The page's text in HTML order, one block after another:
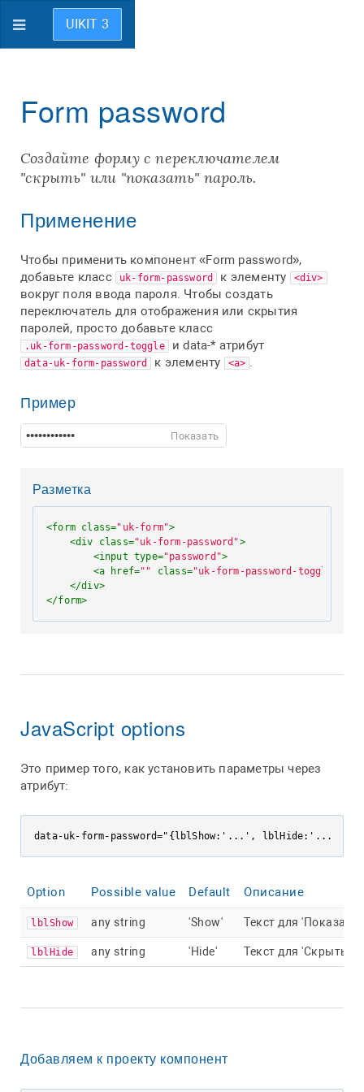
UIKIT 3
Form password
Создайте форму с переключателем
"скрыть" или "показать" пароль.
Применение
Чтобы применить компонент «Form password»,
добавьте класс
uk-form-password к элементу <div>
вокруг поля ввода пароля. Чтобы создать
переключатель для отображения или скрытия
паролей, просто добавьте класс
.uk-form-password-toggle и data-* атрибут
data-uk-form-password к элементу <a> .
Пример
Показать
Разметка
<form class="uk-form">
<div class="uk-form-password">
<input type="password">
<a href="" class="uk-form-password-toggle"
</div>
</form>
JavaScript options
Это пример того, как установить параметры через
атрибут:
data-uk- form- password="{lblShow:'...', lblHide:'...'}"
Option Possible value Default Описание
lblShow any string 'Show' Текст для 'Показать'
lblHide any string 'Hide' Текст для 'Скрыть'
Добавляем к проекту компонент